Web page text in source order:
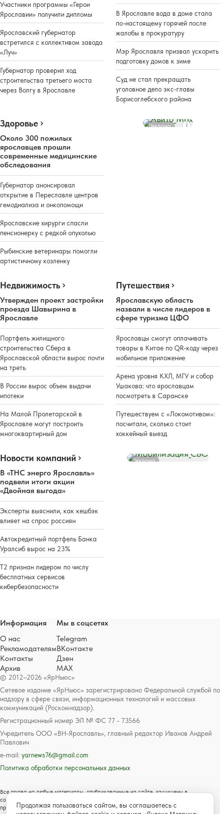
Участники программы «Герои
Ярославии» получили дипломы
Ярославский губернатор
встретился с коллективом завода
«Луч»
Губернатор проверил ход
строительства третьего моста
через Волгу в Ярославле
В Ярославле вода в доме стала
по-настоящему горячей после
жалобы в прокуратуру
Мэр Ярославля призвал ускорить
подготовку домов к зиме
Суд не стал прекращать
уголовное дело экс-главы
Борисоглебского района
Здоровье
Около 300 пожилых
ярославцев прошли
современные медицинские
обследования
Губернатор анонсировал
открытие в Переславле центров
гемодиализа и онкопомощи
Ярославские хирурги спасли
пенсионерку с редкой опухолью
Рыбинские ветеринары помогли
артистичному козленку
Реклама
Недвижимость
Утвержден проект застройки
проезда Шавырина в
Ярославле
Портфель жилищного
строительства Сбера в
Ярославской области вырос почти
на треть
В России вырос объем выдачи
ипотеки
На Малой Пролетарской в
Ярославле могут построить
многоквартирный дом
Путешествия
Ярославскую область
назвали в числе лидеров в
сфере туризма ЦФО
Ярославцы смогут оплачивать
товары в Китае по QR-коду через
мобильное приложение
Арена уровня КХЛ, МГУ и собор
Ушакова: что ярославцам
посмотреть в Саранске
Путешествуем с «Локомотивом»:
посчитали, сколько стоит
хоккейный выезд
Новости компаний
В «ТНС энерго Ярославль»
подвели итоги акции
«Двойная выгода»
Эксперты выяснили, как кешбэк
влияет на спрос россиян
Автокредитный портфель Банка
Уралсиб вырос на 23%
Т2 признан лидером по числу
бесплатных сервисов
кибербезопасности
Реклама
© 2012–2026 «ЯрНьюс»
Сетевое издание «ЯрНьюс» зарегистрировано Федеральной службой по
надзору в сфере связи, информационных технологий и массовых
коммуникаций (Роскомнадзор).
Регистрационный номер ЭЛ № ФС 77 - 73566
Учредитель ООО «ВН-Ярославль», главный редактор Иванов Андрей
Павлович
e-mail: yarnews76@gmail.com
Политика обработки персональных данных
Все права на любые материалы, опубликованные на сайте, защищены в
соответствии с российским и международным законодательством об авторском
праве и смежных правах. Любое использование текстовых, фото, аудио и
Информация
О нас
Рекламодателям
Контакты
Архив
Мы в соцсетях
Telegram
ВКонтакте
Дзен
MAX
Продолжая пользоваться сайтом, вы соглашаетесь с